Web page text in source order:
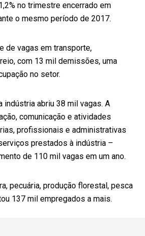
no trimestre encerrado em
o mesmo período de 2017.
de vagas em transporte,
com 13 mil demissões, uma
no setor.
indústria abriu 38 mil vagas. A
comunicação e atividades
profissionais e administrativas
prestados à indústria –
de 110 mil vagas em um ano.
pecuária, produção florestal, pesca
137 mil empregados a mais.